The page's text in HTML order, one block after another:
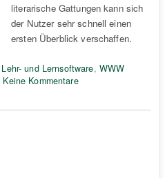
literarische Gattungen kann sich
der Nutzer sehr schnell einen
ersten Überblick verschaffen.
Lehr- und Lernsoftware, WWW
Keine Kommentare